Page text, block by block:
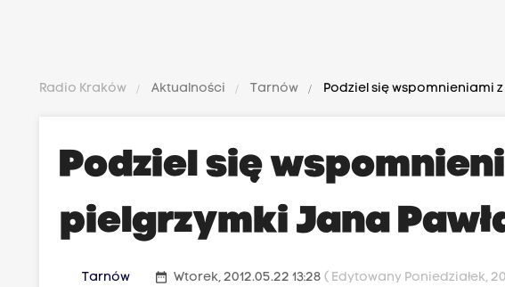
Radio Kraków Aktualności Tarnów Podziel się wspomnieniami
Podziel się
pielgrzymki Jana
Tarnów date_range Wtorek, 2012.05.22 13:28( Edytowany Poniedziałek,